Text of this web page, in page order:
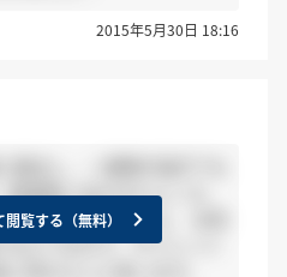
2015年5月30日 18:16
接問い合わせたところ、
回答を頂きました。 合否
ようなので、サイレント
覧する（無料）